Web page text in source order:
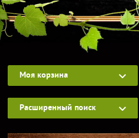
Моя корзина
Расширенный поиск